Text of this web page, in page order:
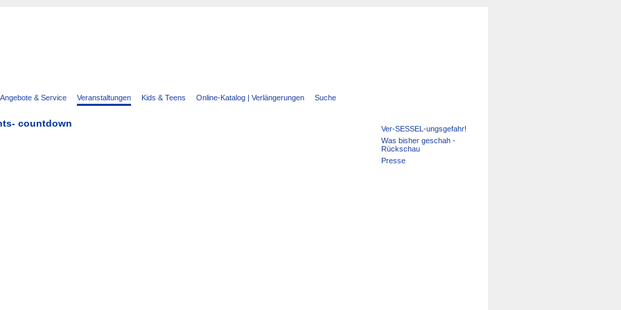
Angebote & Service Veranstaltungen Kids & Teens Online-Katalog | Verlängerungen Suche
countdown
Navigation
überspringen
Ver-SESSEL-ungsgefahr!
Was bisher geschah -
Rückschau
Presse